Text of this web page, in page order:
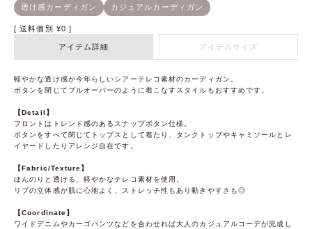
送料個別 ¥0
アイテム詳細 アイテムサイズ
軽やかな透け感が今年らしいシアーテレコ素材のカーディガン。
ボタンを閉じてプルオーバーのように着こなすスタイルもおすすめです。
【Detail】
フロントはトレンド感のあるスナップボタン仕様。
ボタンをすべて閉じてトップスとして着たり、タンクトップやキャミソールとレ
イヤードしたりアレンジ自在です。
【Fabric/Texture】
ほんのりと透ける、軽やかなテレコ素材を使用。
リブの立体感が肌に心地よく、ストレッチ性もあり動きやすさも◎
【Coordinate】
ワイドデニムやカーゴパンツなどを合わせれば大人のカジュアルコーデが完成し